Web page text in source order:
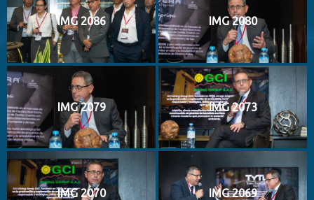
IMG 2086 IMG 2080
IMG 2079 IMG 2073
IMG 2070 IMG 2069